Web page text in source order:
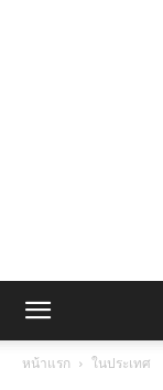
หน้าแรก ในประเทศ